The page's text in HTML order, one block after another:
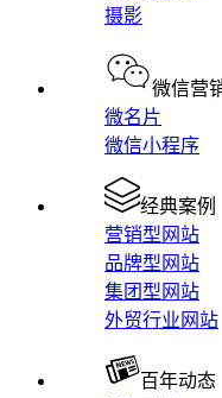
摄影
微信营
微名片
微信小程序
经典案例
营销型网站
品牌型网站
集团型网站
外贸行业网站
百年动态